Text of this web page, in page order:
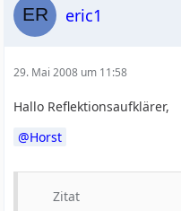
eric1
29. Mai 2008 um 11:58
Hallo Reflektionsaufklärer,
Horst
Zitat